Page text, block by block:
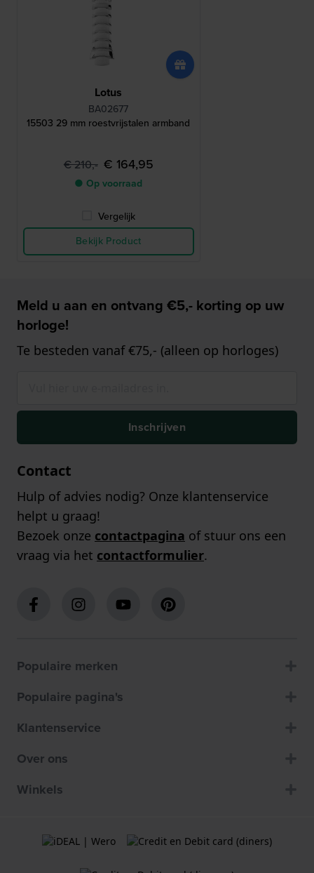
Lotus
BA02677
15503 29 mm roestvrijstalen armband
€ 210,- € 164,95
● Op voorraad
Vergelijk
Bekijk Product
Meld u aan en ontvang €5,- korting op uw
horloge!
Te besteden vanaf €75,- (alleen op horloges)
Inschrijven
Contact
Hulp of advies nodig? Onze klantenservice
helpt u graag!
Bezoek onze contactpagina of stuur ons een
vraag via het contactformulier.
Populaire merken
Populaire pagina's
Klantenservice
Over ons
Winkels